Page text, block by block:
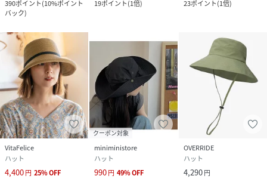
390ポイント(10%ポイント
バック)
19ポイント(1倍)
23ポイント(1倍)
VitaFelice
ハット
4,400円 25%OFF
クーポン対象
miniministore
ハット
990円 49%OFF
OVERRIDE
ハット
4,290円